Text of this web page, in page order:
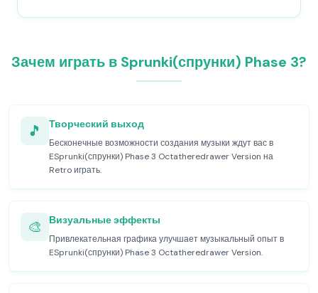
Зачем играть в Sprunki(спрунки) Phase 3?
🎵 Творческий выход
Бесконечные возможности создания музыки ждут вас в
ESprunki(спрунки) Phase 3 Octatheredrawer Version на
Retro играть.
🎨 Визуальные эффекты
Привлекательная графика улучшает музыкальный опыт в
ESprunki(спрунки) Phase 3 Octatheredrawer Version.